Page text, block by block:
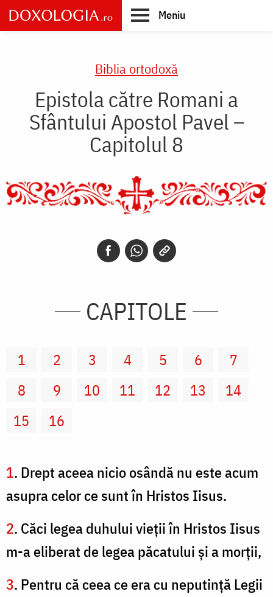
Skip
to
main
Meniu
Biblia ortodoxă
Epistola către Romani a
Sfântului Apostol Pavel –
Capitolul 8
CAPITOLE
1 2 3 4 5 6
7
8
9 10 11 12 13
14
15
16
1. Drept aceea nicio osândă nu este acum
asupra celor ce sunt în Hristos Iisus.
2. Căci legea duhului vieţii în Hristos Iisus
m-a eliberat de legea păcatului şi a morţii,
3. Pentru că ceea ce era cu neputinţă Legii